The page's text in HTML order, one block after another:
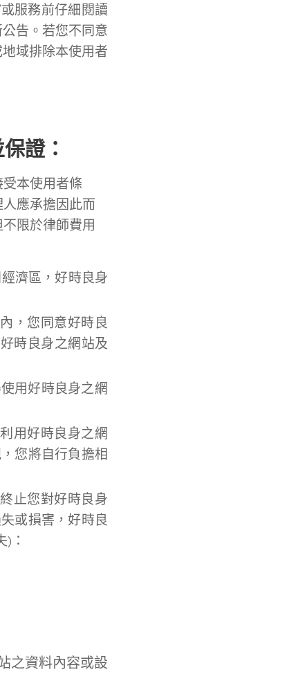
服務前仔細閱讀
告。若您不同意
域排除本使用者
證：
本使用者條
應承擔因此而
限於律師費用
濟區，好時良身
，您同意好時良
時良身之網站及
用好時良身之網
用好時良身之網
您將自行負擔相
止您對好時良身
或損害，好時良
：
之資料內容或設